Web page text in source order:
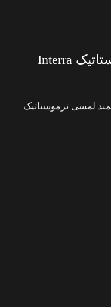
کلید هوشمند لمسی ترموستاتیک Interra
لمسی ترموستاتیک